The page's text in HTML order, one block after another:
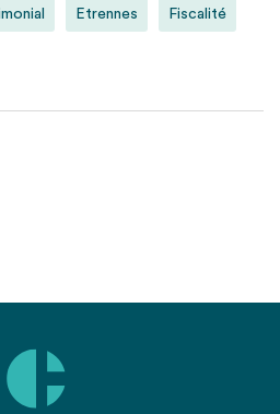
Etrennes Fiscalité